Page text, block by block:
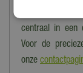
centraal in een
Voor de
onze